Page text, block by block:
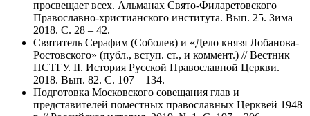
просвещает всех. Альманах Свято-Филаретовского
Православно-христианского института. Вып. 25. Зима
2018. С. 28 – 42.
Святитель Серафим (Соболев) и «Дело князя Лобанова-
Ростовского» (публ., вступ. ст., и коммент.) // Вестник
ПСТГУ. II. История Русской Православной Церкви.
2018. Вып. 82. С. 107 – 134.
Подготовка Московского совещания глав и
представителей поместных православных Церквей 1948